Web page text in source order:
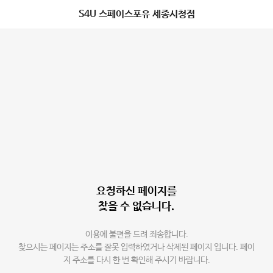
S4U 스페이스포유 세종시청점
요청하신 페이지를
찾을 수 없습니다.
이용에 불편을 드려 죄송합니다.
찾으시는 페이지는 주소를 잘못 입력하였거나 삭제된 페이지 입니다. 페이
지 주소를 다시 한 번 확인해 주시기 바랍니다.